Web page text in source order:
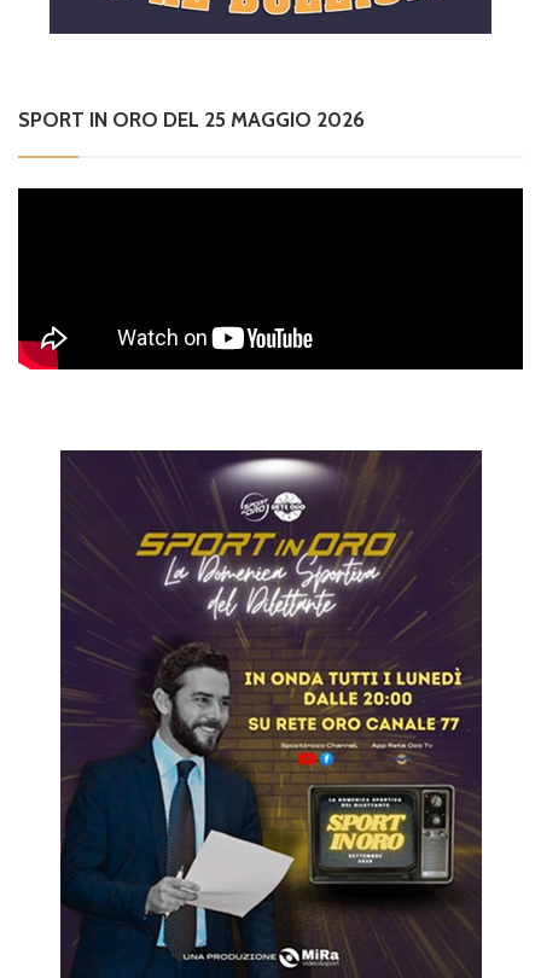
SPORT IN ORO DEL 25 MAGGIO 2026